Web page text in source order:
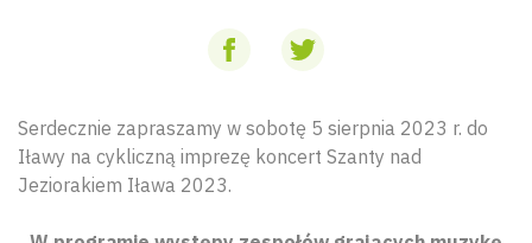
Serdecznie zapraszamy w sobotę 5 sierpnia 2023 r. do
Iławy na cykliczną imprezę koncert Szanty nad
Jeziorakiem Iława 2023.